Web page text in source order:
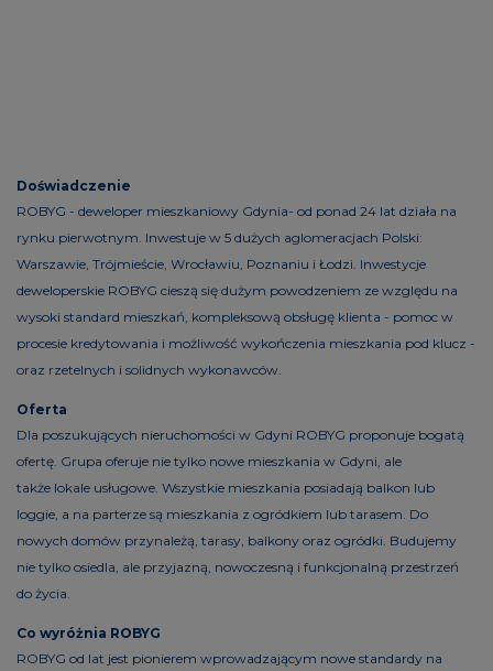
Doświadczenie
ROBYG - deweloper mieszkaniowy Gdynia- od ponad 24 lat działa na
rynku pierwotnym. Inwestuje w 5 dużych aglomeracjach Polski:
Warszawie, Trójmieście, Wrocławiu, Poznaniu i Łodzi. Inwestycje
deweloperskie ROBYG cieszą się dużym powodzeniem ze względu na
wysoki standard mieszkań, kompleksową obsługę klienta - pomoc w
procesie kredytowania i możliwość wykończenia mieszkania pod klucz -
oraz rzetelnych i solidnych wykonawców.
Oferta
Dla poszukujących nieruchomości w Gdyni ROBYG proponuje bogatą
ofertę. Grupa oferuje nie tylko nowe mieszkania w Gdyni, ale
także lokale usługowe. Wszystkie mieszkania posiadają balkon lub
loggie, a na parterze są mieszkania z ogródkiem lub tarasem. Do
nowych domów przynależą, tarasy, balkony oraz ogródki. Budujemy
nie tylko osiedla, ale przyjazną, nowoczesną i funkcjonalną przestrzeń
do życia.
Co wyróżnia ROBYG
ROBYG od lat jest pionierem wprowadzającym nowe standardy na